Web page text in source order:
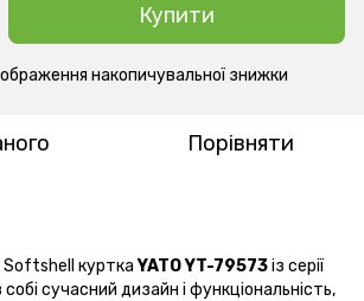
Купити
накопичувальної знижки
Порівняти
Softshell курткаYATO YT-79573із серії
сучасний дизайн і функціональність,